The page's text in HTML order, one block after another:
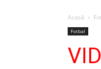
Acasă
Fotbal